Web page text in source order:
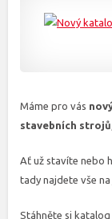
Máme pro vás
stavebních
Ať už stavíte nebo
tady najdete vše
Stáhněte si katalog